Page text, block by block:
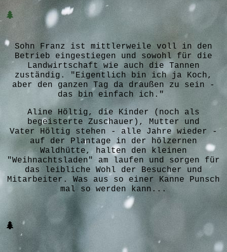
Sohn Franz ist mittlerweile voll in den
Betrieb eingestiegen und sowohl für die
Landwirtschaft wie auch die Tannen
zuständig. "Eigentlich bin ich ja Koch,
aber den ganzen Tag da draußen zu sein -
das bin einfach ich."
Aline Höltig, die Kinder (noch als
begeisterte Zuschauer), Mutter und
Vater Höltig stehen - alle Jahre wieder -
auf der Plantage in der hölzernen
Waldhütte, halten den kleinen
"Weihnachtsladen" am laufen und sorgen für
das leibliche Wohl der Besucher und
Mitarbeiter. Was aus so einer Kanne Punsch
mal so werden kann...